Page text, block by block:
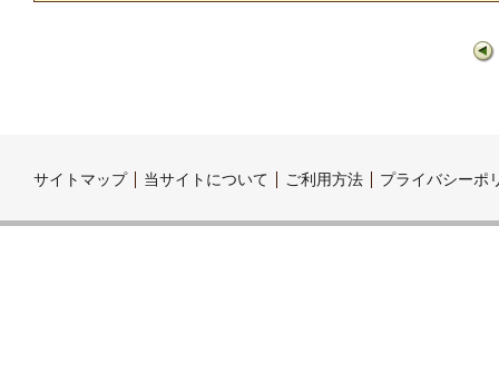
サイトマップ 当サイトについて ご利用方法 プライバシーポ